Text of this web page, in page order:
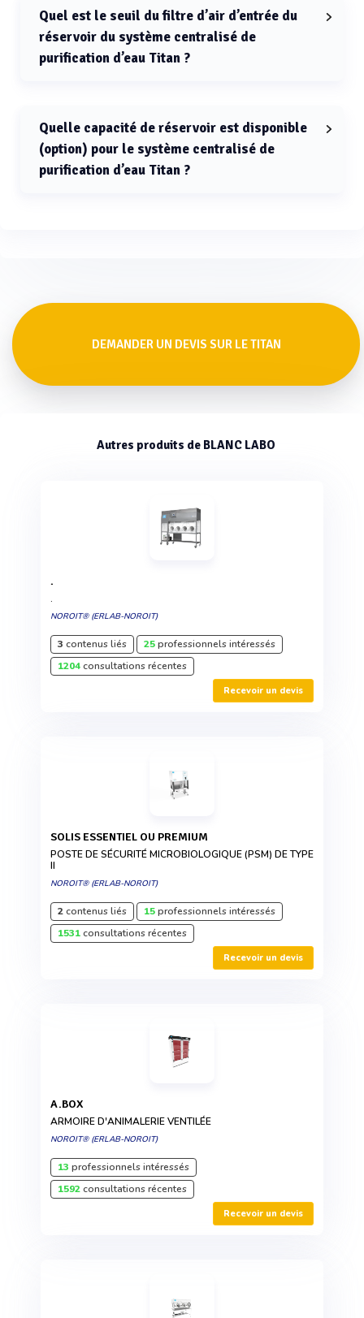
Quel est le seuil du filtre d’air d’entrée du
réservoir du système centralisé de
purification d’eau Titan ?
Quelle capacité de réservoir est disponible
(option) pour le système centralisé de
purification d’eau Titan ?
DEMANDER UN DEVIS SUR LE TITAN
Autres produits de BLANC LABO
.
.
NOROIT® (ERLAB-NOROIT)
3 contenus liés 25professionnels intéressés
1204consultations récentes
Recevoir un devis
SOLIS ESSENTIEL OU PREMIUM
POSTE DE SÉCURITÉ MICROBIOLOGIQUE (PSM) DE TYPE
II
NOROIT® (ERLAB-NOROIT)
2contenus liés 15professionnels intéressés
1531consultations récentes
Recevoir un devis
A.BOX
ARMOIRE D'ANIMALERIE VENTILÉE
NOROIT® (ERLAB-NOROIT)
13 professionnels intéressés
1592consultations récentes
Recevoir un devis